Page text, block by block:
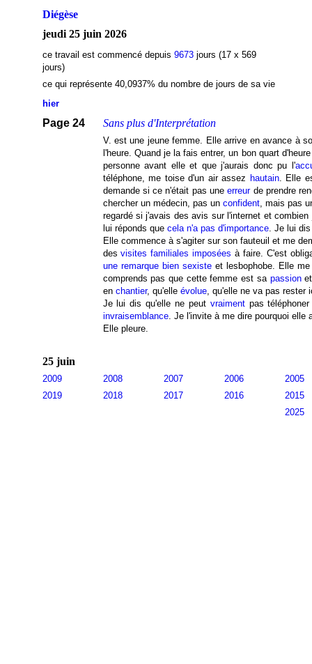
Diégèse
jeudi 25 juin 2026
ce travail est commencé depuis 9673jours (17 x 569
jours)
ce qui représente 40,0937% du nombre de jours de sa vie
hier
Page 24 Sans plus d'Interprétation
V. est une jeune femme. Elle arrive en avance à
l'heure. Quand je la fais entrer, un bon quart
personne avant elle et que j'aurais donc pu l'
téléphone, me toise d'un air assez hautain. Elle
demande si ce n'était pas uneerreurde prendre
chercher un médecin, pas un confident, mais pas
regardé si j'avais des avis sur l'internet et
lui réponds que cela n'a pas d'importance. Je lui dis
Elle commence à s'agiter sur son fauteuil et me
desvisites familiales imposées à faire. C'est
une remarque bien sexisteet lesbophobe. Elle
comprends pas que cette femme est sa passion
en chantier, qu'elle évolue, qu'elle ne va pas rester
Je lui dis qu'elle ne peut vraimentpas téléphoner
invraisemblance. Je l'invite à me dire pourquoi
Elle pleure.
25 juin
2009 2008 2007 2006
2005
2019
2018 2017 2016
2015
2025